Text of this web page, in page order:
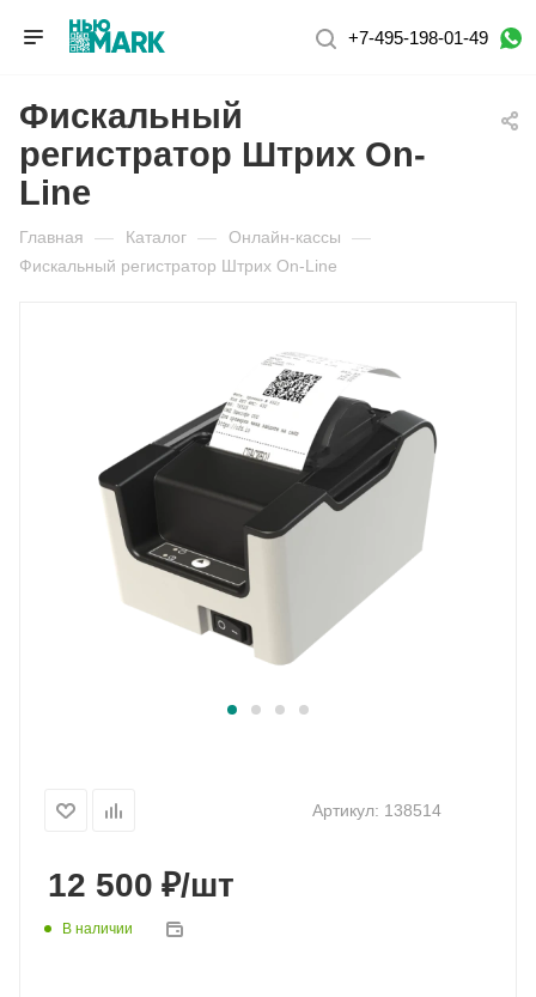
+7-495-198-01-49
Фискальный
регистратор Штрих On-
Line
Главная — Каталог — Онлайн-кассы —
Фискальный регистратор Штрих On-Line
Артикул: 138514
12 500 ₽/шт
В наличии